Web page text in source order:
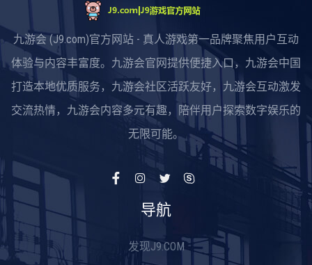
九游会 (J9.com)官方网站 - 真人游戏第一品牌聚焦用户互动
体验与内容丰富度。九游会官网提供便捷入口，九游会中国
打造本地优质服务，九游会社区活跃友好，九游会互动激发
交流热情，九游会内容多元有趣，陪伴用户探索数字娱乐的
无限可能。
导航
发现J9.COM